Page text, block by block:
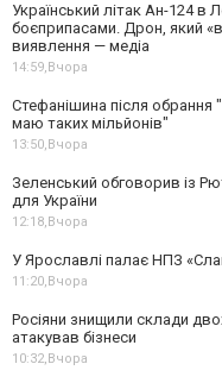
Український літак Ан-124 в
боєприпасами. Дрон, який
виявлення — медіа
14:59,Вчора
Стефанішина після обрання
маю таких мільйонів"
13:50,Вчора
Зеленський обговорив із
для України
12:18,Вчора
У Ярославлі палає НПЗ
11:20,Вчора
Росіяни знищили склади
атакував бізнеси
10:32,Вчора